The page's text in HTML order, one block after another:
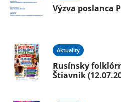
Výzva poslanca
Aktuality
Rusínsky
Štiavnik